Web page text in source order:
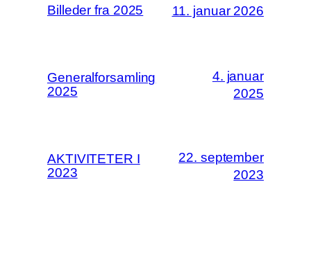
Billeder fra 2025 11. januar 2026
Generalforsamling
2025
4. januar
2025
AKTIVITETER I
2023
22. september
2023